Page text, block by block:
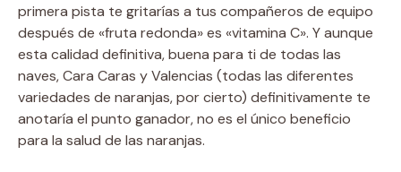
primera pista te gritarías a tus compañeros de equipo
después de «fruta redonda» es «vitamina C». Y aunque
esta calidad definitiva, buena para ti de todas las
naves, Cara Caras y Valencias (todas las diferentes
variedades de naranjas, por cierto) definitivamente te
anotaría el punto ganador, no es el único beneficio
para la salud de las naranjas.